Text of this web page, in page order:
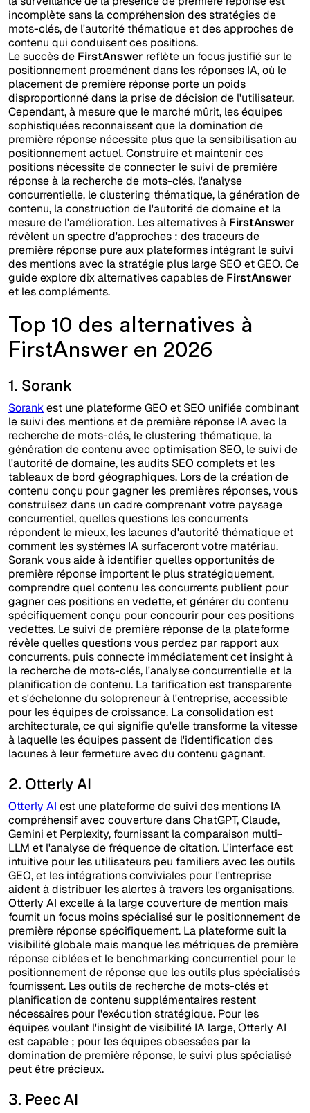
incomplète sans la compréhension des stratégies de
mots-clés, de l'autorité thématique et des approches de
contenu qui conduisent ces positions.
Le succès de FirstAnswer reflète un focus justifié sur le
positionnement proeménent dans les réponses IA, où le
placement de première réponse porte un poids
disproportionné dans la prise de décision de l'utilisateur.
Cependant, à mesure que le marché mûrit, les équipes
sophistiquées reconnaissent que la domination de
première réponse nécessite plus que la sensibilisation au
positionnement actuel. Construire et maintenir ces
positions nécessite de connecter le suivi de première
réponse à la recherche de mots-clés, l'analyse
concurrentielle, le clustering thématique, la génération de
contenu, la construction de l'autorité de domaine et la
mesure de l'amélioration. Les alternatives à FirstAnswer
révèlent un spectre d'approches : des traceurs de
première réponse pure aux plateformes intégrant le suivi
des mentions avec la stratégie plus large SEO et GEO. Ce
guide explore dix alternatives capables de FirstAnswer
et les compléments.
Top 10 des alternatives à
FirstAnswer en 2026
1. Sorank
Sorankest une plateforme GEO et SEO unifiée combinant
le suivi des mentions et de première réponse IA avec la
recherche de mots-clés, le clustering thématique, la
génération de contenu avec optimisation SEO, le suivi de
l'autorité de domaine, les audits SEO complets et les
tableaux de bord géographiques. Lors de la création de
contenu conçu pour gagner les premières réponses, vous
construisez dans un cadre comprenant votre paysage
concurrentiel, quelles questions les concurrents
répondent le mieux, les lacunes d'autorité thématique et
comment les systèmes IA surfaceront votre matériau.
Sorank vous aide à identifier quelles opportunités de
première réponse importent le plus stratégiquement,
comprendre quel contenu les concurrents publient pour
gagner ces positions en vedette, et générer du contenu
spécifiquement conçu pour concourir pour ces positions
vedettes. Le suivi de première réponse de la plateforme
révèle quelles questions vous perdez par rapport aux
concurrents, puis connecte immédiatement cet insight à
la recherche de mots-clés, l'analyse concurrentielle et la
planification de contenu. La tarification est transparente
et s'échelonne du solopreneur à l'entreprise, accessible
pour les équipes de croissance. La consolidation est
architecturale, ce qui signifie qu'elle transforme la vitesse
à laquelle les équipes passent de l'identification des
lacunes à leur fermeture avec du contenu gagnant.
2. Otterly AI
Otterly AI est une plateforme de suivi des mentions IA
compréhensif avec couverture dans ChatGPT, Claude,
Gemini et Perplexity, fournissant la comparaison multi-
LLM et l'analyse de fréquence de citation. L'interface est
intuitive pour les utilisateurs peu familiers avec les outils
GEO, et les intégrations conviviales pour l'entreprise
aident à distribuer les alertes à travers les organisations.
Otterly AI excelle à la large couverture de mention mais
fournit un focus moins spécialisé sur le positionnement de
première réponse spécifiquement. La plateforme suit la
visibilité globale mais manque les métriques de première
réponse ciblées et le benchmarking concurrentiel pour le
positionnement de réponse que les outils plus spécialisés
fournissent. Les outils de recherche de mots-clés et
planification de contenu supplémentaires restent
nécessaires pour l'exécution stratégique. Pour les
équipes voulant l'insight de visibilité IA large, Otterly AI
est capable ; pour les équipes obsessées par la
domination de première réponse, le suivi plus spécialisé
peut être précieux.
3. Peec AI